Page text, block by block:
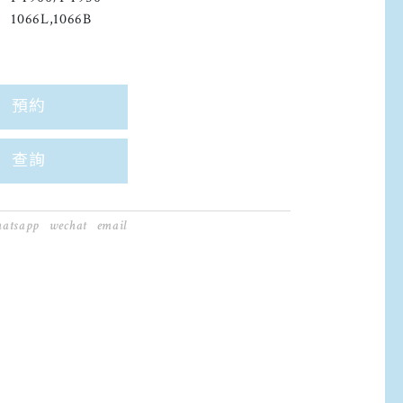
1066L,1066B
預約
查詢
wechat email